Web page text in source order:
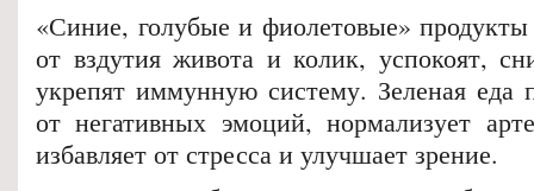
«Синие, голубые и фиолетовые» продукты
от вздутия живота и колик, успокоят,
укрепят иммунную систему. Зеленая еда
от негативных эмоций, нормализует
избавляет от стресса и улучшает зрение.